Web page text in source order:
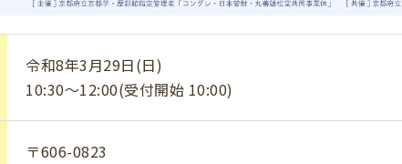
令和8年3月29日(日)
10:30～12:00(受付開始 10:00)
〒606-0823